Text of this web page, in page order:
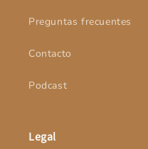
Preguntas frecuentes
Contacto
Podcast
Legal